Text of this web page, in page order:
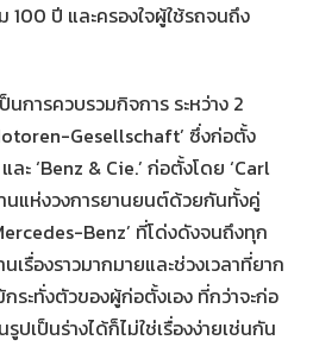
100 ปี และครองใจผู้ใช้รถจนถึง
นการควบรวมกิจการ ระหว่าง 2
Gesellschaft’ ซึ่งก่อตั้ง
ะ ‘Benz & Cie.’ ก่อตั้งโดย ‘Carl
นแห่งวงการยานยนต์ด้วยกันทั้งคู่
Benz’ ที่โด่งดังจนถึงทุก
รื่องราวมากมายและช่วงเวลาที่ยาก
ระทั่งตัวของผู้ก่อตั้งเอง ที่กว่าจะก่อ
ปเป็นร่างได้ก็ไม่ใช่เรื่องง่ายเช่นกัน